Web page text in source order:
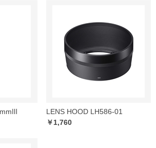
LENS HOOD LH586-01
￥1,760